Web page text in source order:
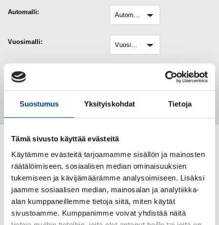
Suostumus Yksityiskohdat Tietoja
Tämä sivusto käyttää evästeitä
Käytämme evästeitä tarjoamamme sisällön ja mainosten
räätälöimiseen, sosiaalisen median ominaisuuksien
tukemiseen ja kävijämäärämme analysoimiseen. Lisäksi
jaamme sosiaalisen median, mainosalan ja analytiikka-
alan kumppaneillemme tietoja siitä, miten käytät
sivustoamme. Kumppanimme voivat yhdistää näitä
Automalli: automalli
Vuosimalli: Vuosimalli
Tarkenne:
Tyhjennä
PAIKKAMAALI Y3D
20,00€ 20,00€